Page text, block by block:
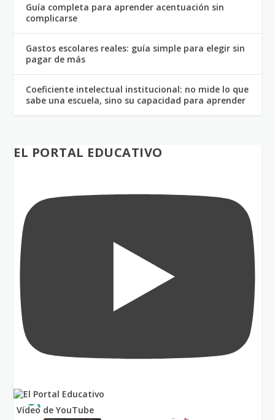
Guía completa para aprender acentuación sin
complicarse
Gastos escolares reales: guía simple para elegir sin
pagar de más
Coeficiente intelectual institucional: no mide lo que
sabe una escuela, sino su capacidad para aprender
EL PORTAL EDUCATIVO
Vídeo de YouTube